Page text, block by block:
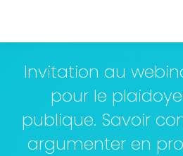
Invitation au
pour le
publique. Savoir
argumenter en